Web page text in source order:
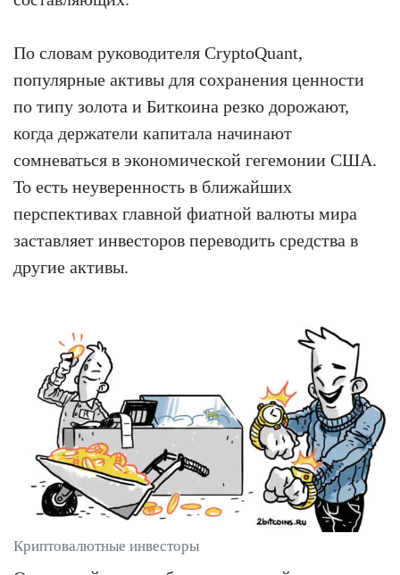
По словам руководителя CryptoQuant,
популярные активы для сохранения ценности
по типу золота и Биткоина резко дорожают,
когда держатели капитала начинают
сомневаться в экономической гегемонии США.
То есть неуверенность в ближайших
перспективах главной фиатной валюты мира
заставляет инвесторов переводить средства в
другие активы.
Криптовалютные инвесторы